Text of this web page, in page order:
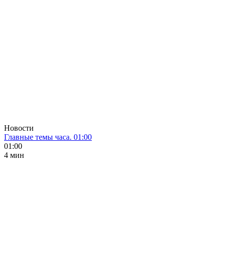
Новости
Главные темы часа. 01:00
01:00
4 мин